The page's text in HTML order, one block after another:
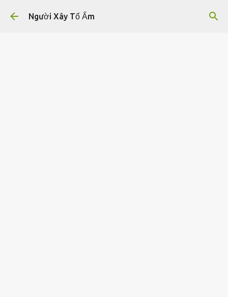
Chuyển đến nội dung chính
Người Xây Tổ Ấm